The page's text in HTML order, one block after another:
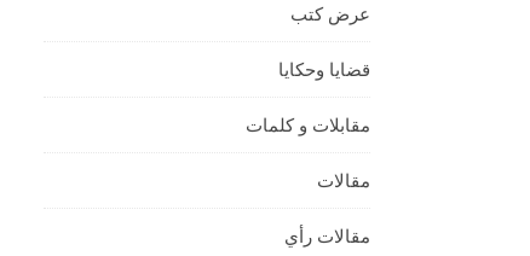
عرض كتب
قضايا وحكايا
مقابلات و كلمات
مقالات
مقالات رأي